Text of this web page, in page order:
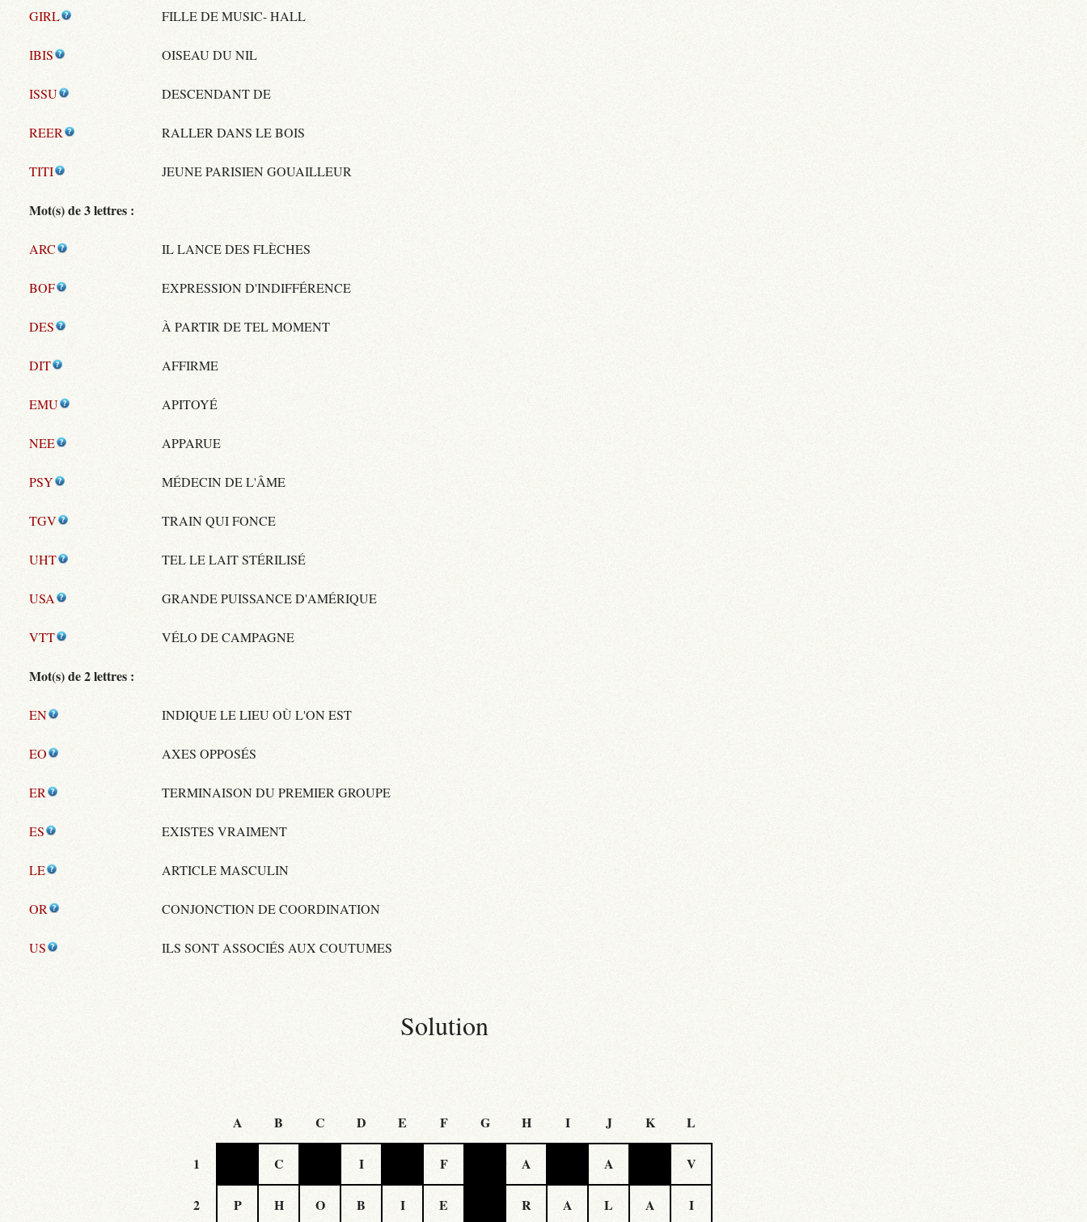
GIRL FILLE DE MUSIC- HALL
IBIS OISEAU DU NIL
ISSU DESCENDANT DE
REER RALLER DANS LE BOIS
TITI JEUNE PARISIEN GOUAILLEUR
Mot(s) de 3 lettres :
ARC IL LANCE DES FLÈCHES
BOF EXPRESSION D'INDIFFÉRENCE
DES À PARTIR DE TEL MOMENT
DIT AFFIRME
EMU APITOYÉ
NEE APPARUE
PSY MÉDECIN DE L'ÂME
TGV TRAIN QUI FONCE
UHT TEL LE LAIT STÉRILISÉ
USA GRANDE PUISSANCE D'AMÉRIQUE
VTT VÉLO DE CAMPAGNE
Mot(s) de 2 lettres :
EN INDIQUE LE LIEU OÙ L'ON EST
EO AXES OPPOSÉS
ER TERMINAISON DU PREMIER GROUPE
ES EXISTES VRAIMENT
LE ARTICLE MASCULIN
OR CONJONCTION DE COORDINATION
US ILS SONT ASSOCIÉS AUX COUTUMES
Solution
A B C D E F G H I J K L
1 C I F A A V
2 P H O B I E R A L A I